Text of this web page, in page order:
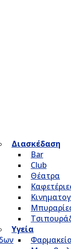
Διασκέδαση
Bar
Club
Θέατρα
Υγεία